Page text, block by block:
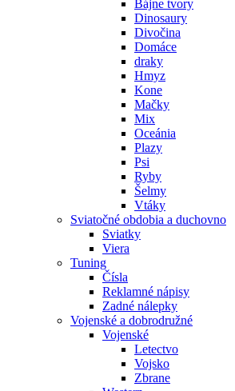
Bájne tvory
Dinosaury
Divočina
Domáce
draky
Hmyz
Kone
Mačky
Mix
Oceánia
Plazy
Psi
Ryby
Šelmy
Vtáky
Sviatočné obdobia a duchovno
Sviatky
Viera
Tuning
Čísla
Reklamné nápisy
Zadné nálepky
Vojenské a dobrodružné
Vojenské
Letectvo
Vojsko
Zbrane